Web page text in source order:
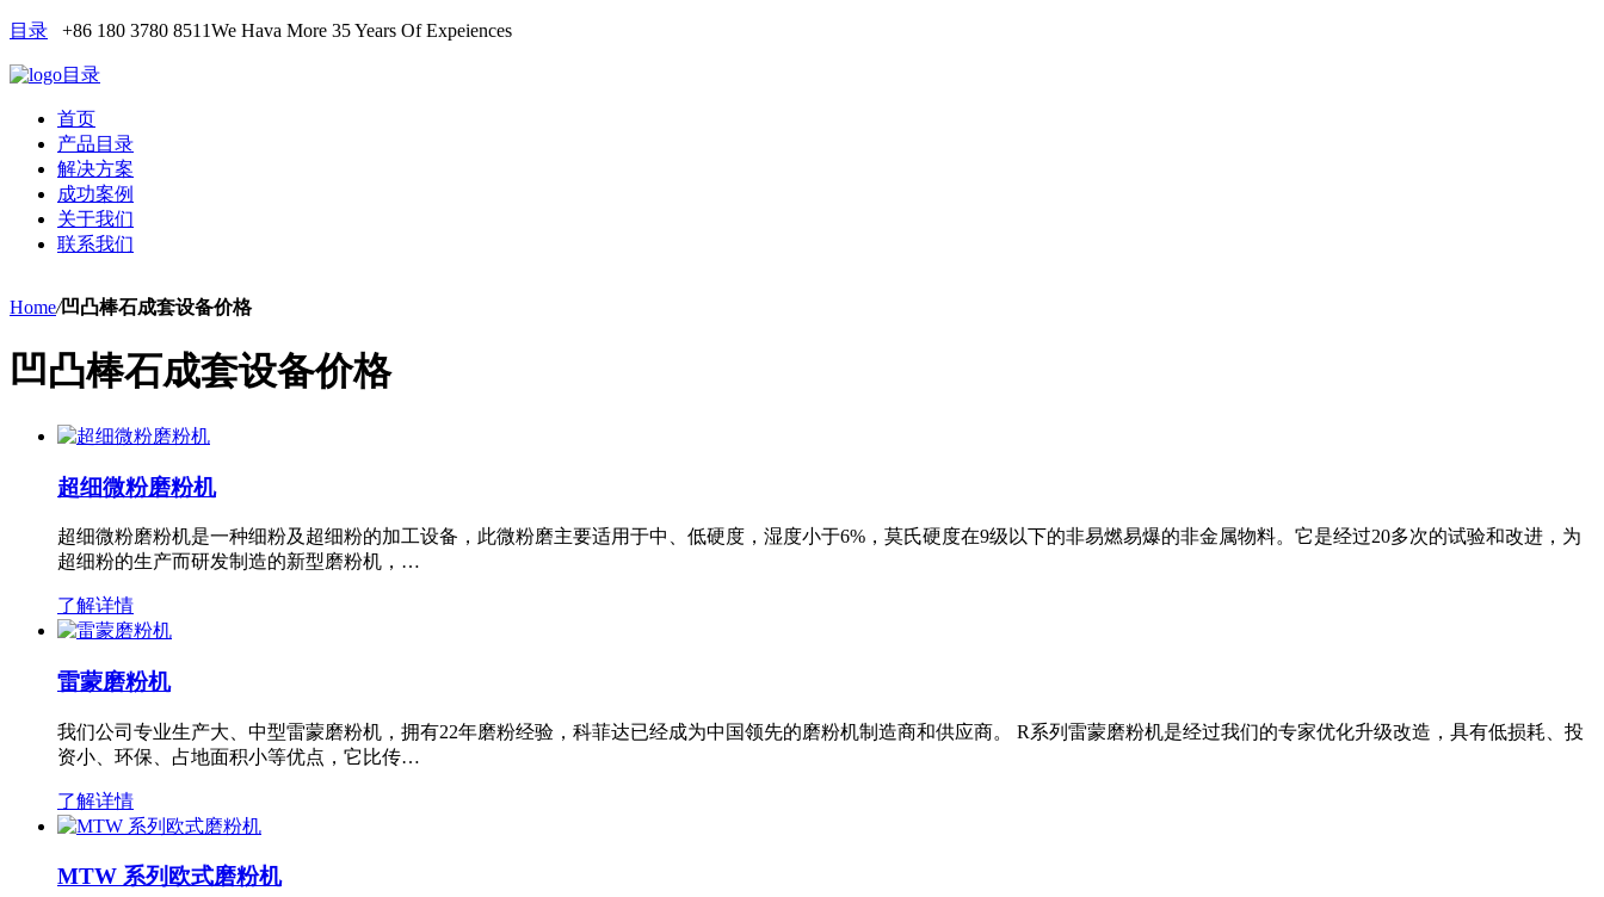
目录 +86 180 3780 8511We Hava More 35 Years Of Expeiences
目录
首页
产品目录
解决方案
成功案例
关于我们
联系我们
Home/凹凸棒石成套设备价格
凹凸棒石成套设备价格
超细微粉磨粉机
超细微粉磨粉机是一种细粉及超细粉的加工设备，此微粉磨主要适用于中、低硬度，湿度小于6%，莫氏硬度在9级以下的非易燃易爆的非金属物料。它是经过20多次的试验和改进，为
超细粉的生产而研发制造的新型磨粉机，…
了解详情
雷蒙磨粉机
我们公司专业生产大、中型雷蒙磨粉机，拥有22年磨粉经验，科菲达已经成为中国领先的磨粉机制造商和供应商。 R系列雷蒙磨粉机是经过我们的专家优化升级改造，具有低损耗、投
资小、环保、占地面积小等优点，它比传…
了解详情
MTW 系列欧式磨粉机